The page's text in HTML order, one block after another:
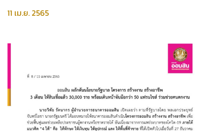
11 เม.ย. 2565